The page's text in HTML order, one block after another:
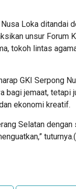
Loka ditandai
unsur Forum
tokoh lintas
GKI Serpong
bagi jemaat, tetapi
ekonomi kreatif.
Selatan